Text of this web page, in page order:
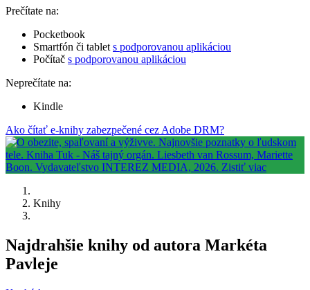
Prečítate na:
Pocketbook
Smartfón či tablet s podporovanou aplikáciou
Počítač s podporovanou aplikáciou
Neprečítate na:
Kindle
Ako čítať e-knihy zabezpečené cez Adobe DRM?
Knihy
Najdrahšie knihy od autora Markéta
Pavleje